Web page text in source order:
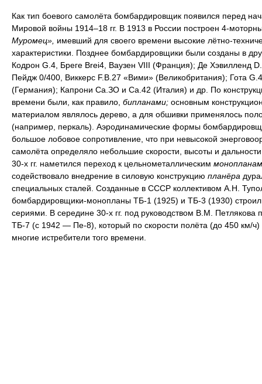
Как тип боевого самолёта бомбардировщик появился перед
Мировой войны 1914–18 гг. В 1913 в России построен 4-
Муромец», имевший для своего времени высокие лётно-
характеристики. Позднее бомбардировщики были созданы в
Кодрон G.4, Бреге Brei4, Ваузен VIII (Франция); Де Хэвилленд
Пейдж 0/400, Виккерс F.B.27 «Вими» (Великобритания); Гота
(Германия); Капрони Са.ЗО и Са.42 (Италия) и др. По
времени были, как правило, бипланами; основным
материалом являлось дерево, а для обшивки применялось
(например, перкаль). Аэродинамические формы
большое лобовое сопротивление, что при невысокой
самолёта определяло небольшие скорости, высоты и
30-х гг. наметился переход к цельнометаллическим
содействовало внедрение в силовую конструкцию планёра
специальных сталей. Созданные в СССР коллективом А.Н.
бомбардировщики-монопланы ТБ-1 (1925) и ТБ-3 (1930)
сериями. В середине 30-х гг. под руководством В.М. Петлякова
ТБ-7 (с 1942 — Пе-8), который по скорости полёта (до 450 км/ч)
многие истребители того времени.